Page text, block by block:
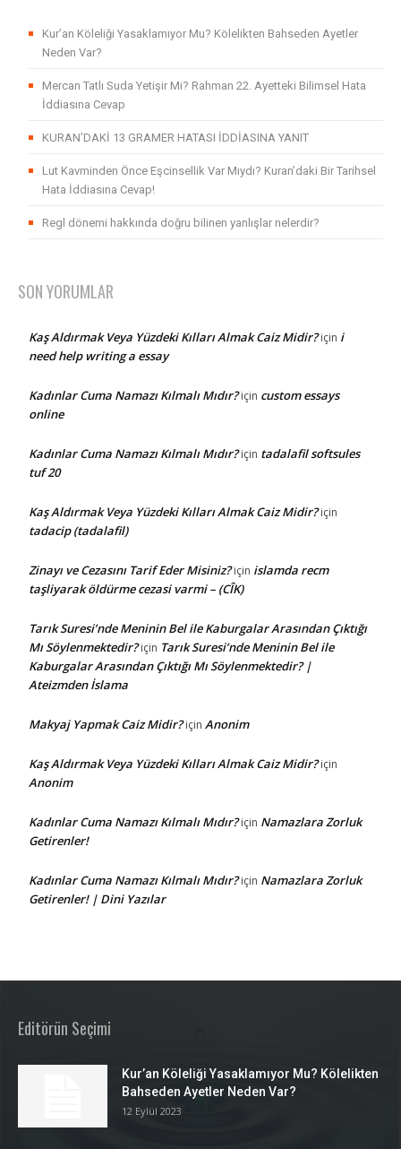
Kur’an Köleliği Yasaklamıyor Mu? Kölelikten Bahseden Ayetler
Neden Var?
Mercan Tatlı Suda Yetişir Mi? Rahman 22. Ayetteki Bilimsel Hata
İddiasına Cevap
KURAN’DAKİ 13 GRAMER HATASI İDDİASINA YANIT
Lut Kavminden Önce Eşcinsellik Var Mıydı? Kuran’daki Bir Tarihsel
Hata İddiasına Cevap!
Regl dönemi hakkında doğru bilinen yanlışlar nelerdir?
SON YORUMLAR
Kaş Aldırmak Veya Yüzdeki Kılları Almak Caiz Midir?için i
need help writing a essay
Kadınlar Cuma Namazı Kılmalı Mıdır?için custom essays
online
Kadınlar Cuma Namazı Kılmalı Mıdır?için tadalafil softsules
tuf 20
Kaş Aldırmak Veya Yüzdeki Kılları Almak Caiz Midir?için
tadacip (tadalafil)
Zinayı ve Cezasını Tarif Eder Misiniz?için islamda recm
taşliyarak öldürme cezasi varmi – (CÎK)
Tarık Suresi’nde Meninin Bel ile Kaburgalar Arasından Çıktığı
Mı Söylenmektedir?için Tarık Suresi’nde Meninin Bel ile
Kaburgalar Arasından Çıktığı Mı Söylenmektedir? |
Ateizmden İslama
Makyaj Yapmak Caiz Midir?için Anonim
Kaş Aldırmak Veya Yüzdeki Kılları Almak Caiz Midir?için
Anonim
Kadınlar Cuma Namazı Kılmalı Mıdır?için Namazlara Zorluk
Getirenler!
Kadınlar Cuma Namazı Kılmalı Mıdır?için Namazlara Zorluk
Getirenler! | Dini Yazılar
Editörün Seçimi
Kur’an Köleliği Yasaklamıyor Mu? Kölelikten
Bahseden Ayetler Neden Var?
12 Eylül 2023